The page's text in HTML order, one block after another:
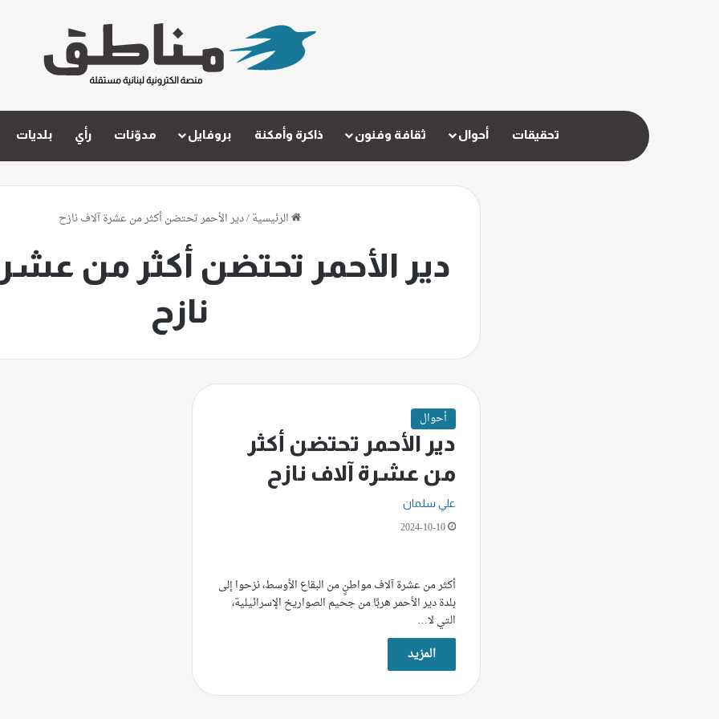
تحقيقات أحوال ثقافة وفنون ذاكرة وأمكنة بروفايل مدوّنات رأي بلديات
الرئيسية/دير الأحمر تحتضن أكثر من عشرة آلاف نازح
دير الأحمر تحتضن أكثر من
نازح
أحوال
دير الأحمر تحتضن أكثر
من عشرة آلاف نازح
علي سلمان
2024-10-10
أكثر من عشرة آلاف مواطنٍ من البقاع الأوسط، نزحوا إلى
بلدة دير الأحمر هربًا من جحيم الصواريخ الإسرائيلية،
التي لا…
المزيد